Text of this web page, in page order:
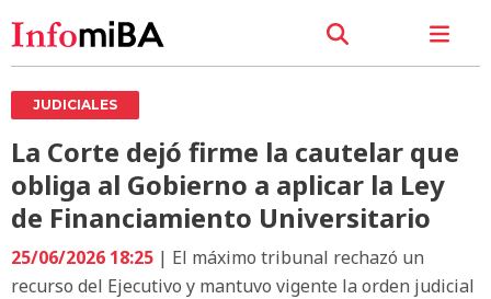
JUDICIALES
La Corte dejó firme la cautelar que
obliga al Gobierno a aplicar la Ley
de Financiamiento Universitario
25/06/2026 18:25 | El máximo tribunal rechazó un
recurso del Ejecutivo y mantuvo vigente la orden judicial